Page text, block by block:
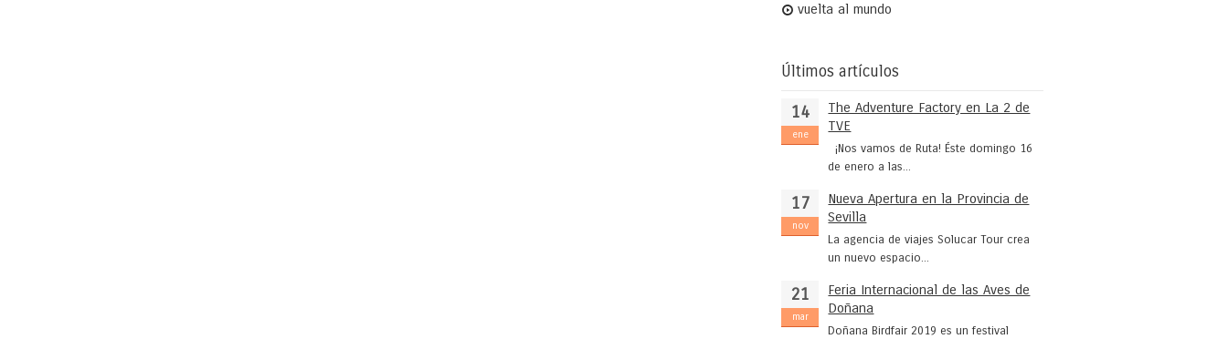
vuelta al mundo
Últimos artículos
14
ene
The Adventure Factory en La 2 de
TVE
¡Nos vamos de Ruta! Éste domingo 16
de enero a las...
17
nov
Nueva Apertura en la Provincia de
Sevilla
La agencia de viajes Solucar Tour crea
un nuevo espacio...
21
mar
Feria Internacional de las Aves de
Doñana
Doñana Birdfair 2019 es un festival